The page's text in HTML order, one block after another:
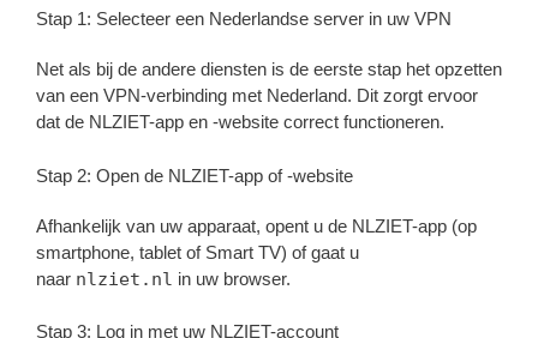
Stap 1: Selecteer een Nederlandse server in uw VPN
Net als bij de andere diensten is de eerste stap het opzetten
van een VPN-verbinding met Nederland. Dit zorgt ervoor
dat de NLZIET-app en -website correct functioneren.
Stap 2: Open de NLZIET-app of -website
Afhankelijk van uw apparaat, opent u de NLZIET-app (op
smartphone, tablet of Smart TV) of gaat u
naar nlziet.nl in uw browser.
Stap 3: Log in met uw NLZIET-account